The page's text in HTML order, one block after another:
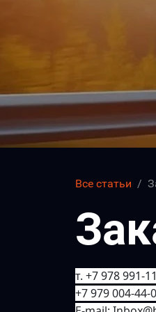
Все статьи
т. +7 978 991-
+7 979 004-44-